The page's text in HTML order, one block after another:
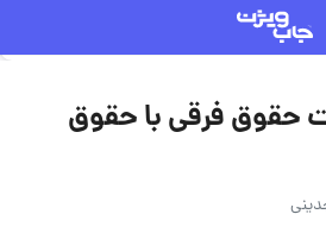
حقوق فرقی با حقوق